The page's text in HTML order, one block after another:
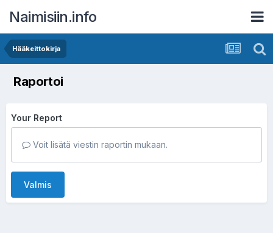
Naimisiin.info
Hääkeittokirja
Raportoi
Your Report
Voit lisätä viestin raportin mukaan.
Valmis